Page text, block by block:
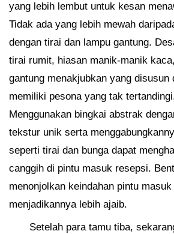
yang lebih lembut untuk kesan
Tidak ada yang lebih mewah
dengan tirai dan lampu gantung.
tirai rumit, hiasan manik-manik
gantung menakjubkan yang disusun
memiliki pesona yang tak
Menggunakan bingkai abstrak
tekstur unik serta
seperti tirai dan bunga dapat
canggih di pintu masuk resepsi.
menonjolkan keindahan pintu masuk
menjadikannya lebih ajaib.
Setelah para tamu tiba,